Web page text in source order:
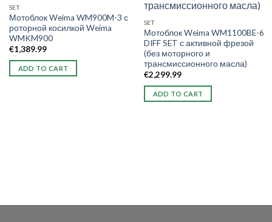
SET
Мотоблок Weima WM900M-3 с
роторной косилкой Weima
WMKM900
€1,389.99
ADD TO CART
SET
Мотоблок Weima WM1100BE-6
DIFF SET с активной фрезой
(без моторного и
трансмиссионного масла)
€2,299.99
ADD TO CART